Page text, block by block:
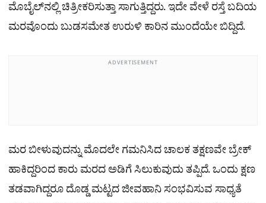
ಮೊಬೈಲ್‌ನಲ್ಲಿ ಚಿತ್ರೀಕರಿಸುತ್ತಾ ಸಾಗುತ್ತಿದ್ದರು. ಇದೇ ವೇಳೆ ರಸ್ತೆ ಬದಿಯ
ಮರವೊಂದು ಬುಡಸಮೇತ ಉರುಳಿ ಕಾರಿನ ಮುಂದೆಯೇ ಬಿದ್ದಿದೆ.
ADVERTISEMENT
ಮರ ಬೀಳುವುದನ್ನು ಮೊದಲೇ ಗಮನಿಸಿದ ಚಾಲಕ ತಕ್ಷಣವೇ ಬ್ರೇಕ್
ಹಾಕಿದ್ದರಿಂದ ಕಾರು ಮರದ ಅಡಿಗೆ ಸಿಲುಕುವುದು ತಪ್ಪಿದೆ. ಒಂದು ಕ್ಷಣ
ತಡವಾಗಿದ್ದರೂ ದೊಡ್ಡ ಮಟ್ಟದ ಜೀವಹಾನಿ ಸಂಭವಿಸುವ ಸಾಧ್ಯತೆ